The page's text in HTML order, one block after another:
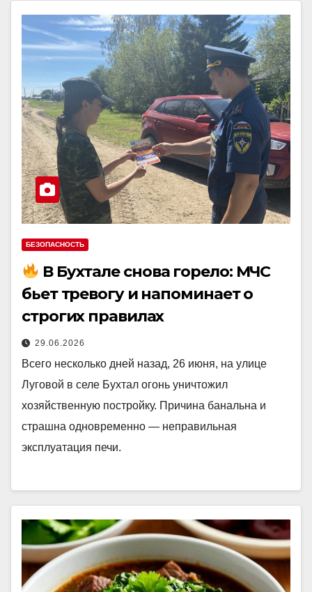
БЕЗОПАСНОСТЬ
В Бухтале снова горело: МЧС
бьет тревогу и напоминает о
строгих правилах
29.06.2026
Всего несколько дней назад, 26 июня, на улице
Луговой в селе Бухтал огонь уничтожил
хозяйственную постройку. Причина банальна и
страшна одновременно — неправильная
эксплуатация печи.